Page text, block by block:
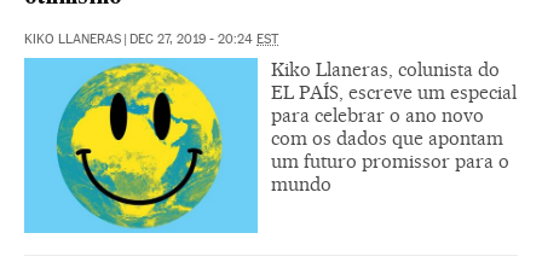
KIKO LLANERAS | DEC 27, 2019 - 20:24 EST
Kiko Llaneras, colunista do
EL PAÍS, escreve um especial
para celebrar o ano novo
com os dados que apontam
um futuro promissor para o
mundo